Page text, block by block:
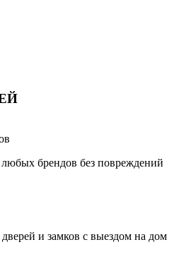
брендов без повреждений
и замков с выездом на дом